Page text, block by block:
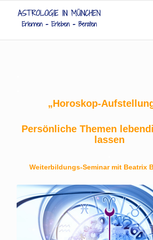
„Horoskop-
Persönliche Themen
lassen
Weiterbildungs-Seminar mit Beatrix